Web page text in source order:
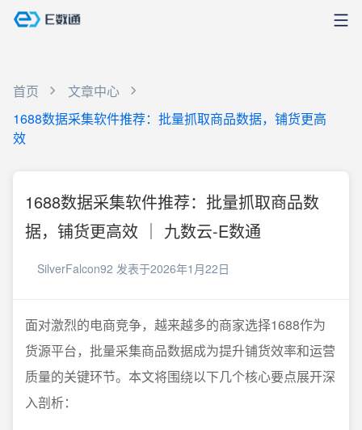
首页
文章中心
1688数据采集软件推荐：批量抓取商品数据，铺货更高
效
1688数据采集软件推荐：批量抓取商品数
据，铺货更高效 ｜ 九数云-E数通
SilverFalcon92 发表于2026年1月22日
面对激烈的电商竞争，越来越多的商家选择1688作为
货源平台，批量采集商品数据成为提升铺货效率和运营
质量的关键环节。本文将围绕以下几个核心要点展开深
入剖析：